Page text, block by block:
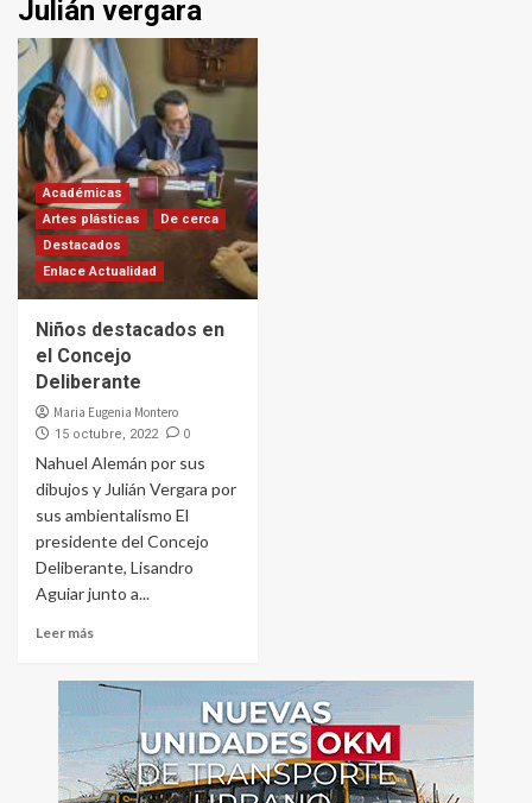
Julián vergara
Académicas
Artes plásticas
De cerca
Destacados
Enlace Actualidad
Niños destacados en
el Concejo
Deliberante
Maria Eugenia Montero
15 octubre, 2022 0
Nahuel Alemán por sus
dibujos y Julián Vergara por
sus ambientalismo El
presidente del Concejo
Deliberante, Lisandro
Aguiar junto a...
Leer más